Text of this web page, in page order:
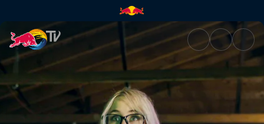
Conecta y juega | Red Bull TV